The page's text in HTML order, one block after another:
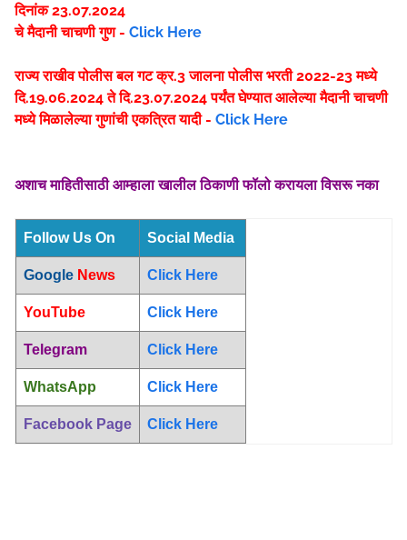
दिनांक 23.07.2024
चे मैदानी चाचणी गुण - Click Here
राज्य राखीव पोलीस बल गट क्र.3 जालना पोलीस भरती 2022-23 मध्ये
दि.19.06.2024 ते दि.23.07.2024 पर्यंत घेण्यात आलेल्या मैदानी चाचणी
मध्ये मिळालेल्या गुणांची एकत्रित यादी - Click Here
अशाच माहितीसाठी आम्हाला खालील ठिकाणी फॉलो करायला विसरू नका
Follow Us On Social Media
Google News Click Here
YouTube Click Here
Telegram Click Here
WhatsApp Click Here
Facebook Page Click Here